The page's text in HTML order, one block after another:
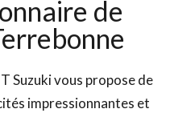
de
Suzuki vous propose de
impressionnantes et